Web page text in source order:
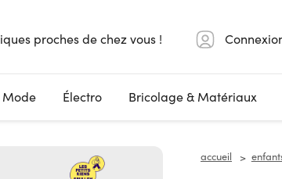
proches de chez vous !
Mode Électro Bricolage & Matériaux
accueil